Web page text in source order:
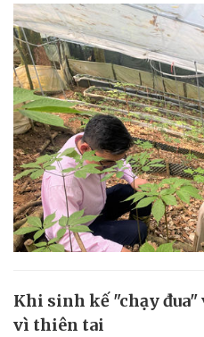
Khi sinh kế "chạy
vì thiên tai